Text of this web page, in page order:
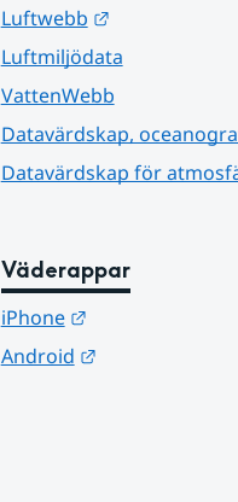
Luftwebb
Länk till
Luftmiljödata
VattenWebb
Datavärdskap,
Datavärdskap för
Väderappar
iPhone
Länk till annan
Android
Länk till annan